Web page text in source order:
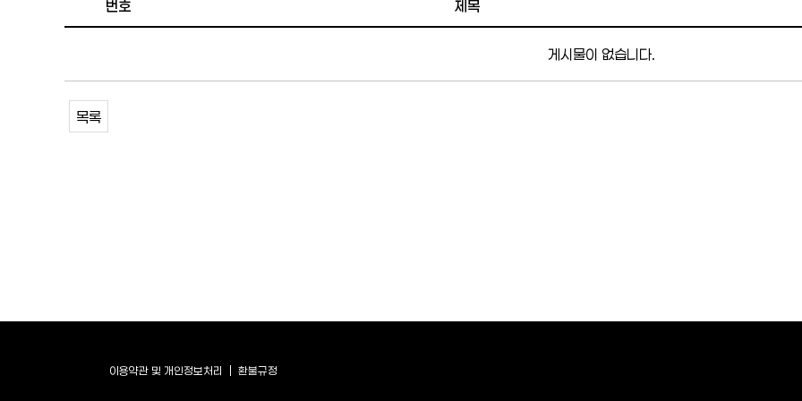
번호 제목
게시물이 없습니다.
목록
이용약관 및 개인정보처리 환불규정